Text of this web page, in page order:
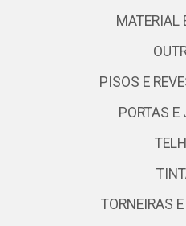
MATERIAL
PISOS E
PORTAS
TORNEIRAS